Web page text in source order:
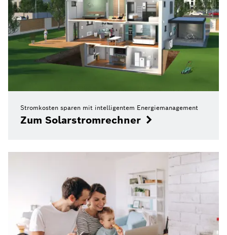
Stromkosten sparen mit intelligentem Energiemanagement
Zum Solarstromrechner